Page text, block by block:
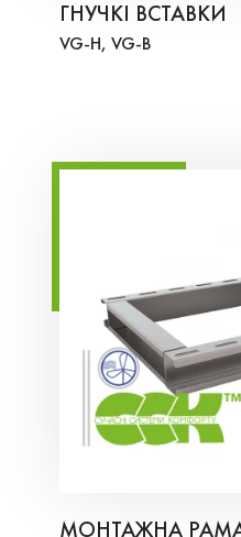
ГНУЧКІ ВСТАВКИ
VG-H, VG-B
МОНТАЖНА